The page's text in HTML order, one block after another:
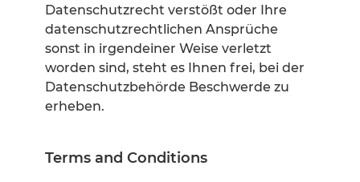
Datenschutzrecht verstößt oder Ihre
datenschutzrechtlichen Ansprüche
sonst in irgendeiner Weise verletzt
worden sind, steht es Ihnen frei, bei der
Datenschutzbehörde Beschwerde zu
erheben.
Terms and Conditions